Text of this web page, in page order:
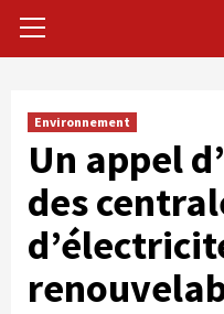
Menu
Environnement
Un appel
des